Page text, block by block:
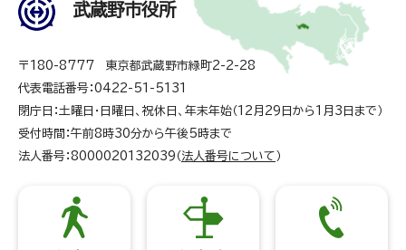
武蔵野市役所
〒180-8777 東京都武蔵野市緑町2-2-28
代表電話番号：0422-51-5131
閉庁日：土曜日・日曜日、祝休日、年末年始（12月29日から1月3日まで）
受付時間：午前8時30分から午後5時まで
法人番号：8000020132039（ 法人番号について ）